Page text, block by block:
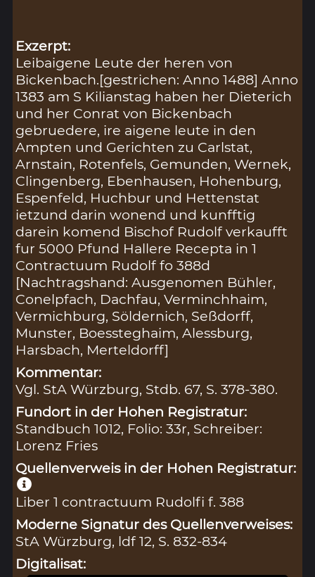
Exzerpt:
Leibaigene Leute der heren von
Bickenbach.[gestrichen: Anno 1488] Anno
1383 am S Kilianstag haben her Dieterich
und her Conrat von Bickenbach
gebruedere, ire aigene leute in den
Ampten und Gerichten zu Carlstat,
Arnstain, Rotenfels, Gemunden, Wernek,
Clingenberg, Ebenhausen, Hohenburg,
Espenfeld, Huchbur und Hettenstat
ietzund darin wonend und kunfftig
darein komend Bischof Rudolf verkaufft
fur 5000 Pfund Hallere Recepta in 1
Contractuum Rudolf fo 388d
[Nachtragshand: Ausgenomen Bühler,
Conelpfach, Dachfau, Verminchhaim,
Vermichburg, Söldernich, Seßdorff,
Munster, Boessteghaim, Alessburg,
Harsbach, Merteldorff]
Kommentar:
Vgl. StA Würzburg, Stdb. 67, S. 378-380.
Fundort in der Hohen Registratur:
Standbuch 1012, Folio: 33r, Schreiber:
Lorenz Fries
Quellenverweis in der Hohen Registratur:
Liber 1 contractuum Rudolfi f. 388
Moderne Signatur des Quellenverweises:
StA Würzburg, ldf 12, S. 832-834
Digitalisat: